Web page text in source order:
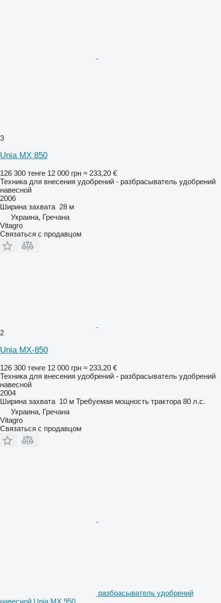
3
Unia MX 850
126 300 тенге 12 000 грн ≈ 233,20 €
Техника для внесения удобрений - разбрасыватель удобрений
навесной
2006
Ширина захвата 28 м
Украина, Гречана
Vitagro
Связаться с продавцом
2
Unia MX-850
126 300 тенге 12 000 грн ≈ 233,20 €
Техника для внесения удобрений - разбрасыватель удобрений
навесной
2004
Ширина захвата 10 м Требуемая мощность трактора 80 л.с.
Украина, Гречана
Vitagro
Связаться с продавцом
разбрасыватель удобрений
навесной Unia MX 950